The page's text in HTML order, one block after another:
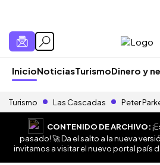
InicioNoticiasTurismoDinero y
Turismo Las Cascadas Peter
CONTENIDO DE ARCHIVO:
pasado! 🚀 Da el salto a la nueva
invitamos a visitar el nuevo portal país